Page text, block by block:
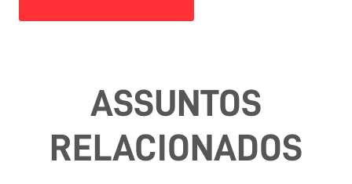
ASSUNTOS
RELACIONADOS